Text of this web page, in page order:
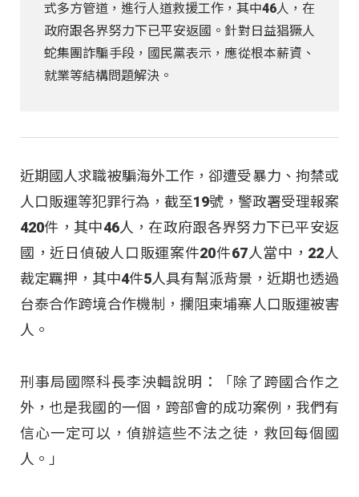
式多方管道，進行人道救援工作，其中46人，在
政府跟各界努力下已平安返國。針對日益猖獗人
蛇集團詐騙手段，國民黨表示，應從根本薪資、
就業等結構問題解決。
近期國人求職被騙海外工作，卻遭受暴力、拘禁或
人口販運等犯罪行為，截至19號，警政署受理報案
420件，其中46人，在政府跟各界努力下已平安返
國，近日偵破人口販運案件20件67人當中，22人
裁定羈押，其中4件5人具有幫派背景，近期也透過
台泰合作跨境合作機制，攔阻柬埔寨人口販運被害
人。
刑事局國際科長李泱輯說明：「除了跨國合作之
外，也是我國的一個，跨部會的成功案例，我們有
信心一定可以，偵辦這些不法之徒，救回每個國
人。」